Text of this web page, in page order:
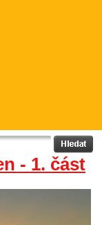
- 1. část